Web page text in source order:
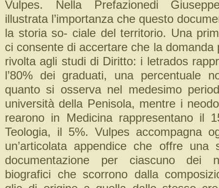
Vulpes. Nella Prefazionedi
illustrata l’importanza che questo
la storia so- ciale del territorio. Una
ci consente di accertare che la domanda
rivolta agli studi di Diritto: i letrados
l’80% dei graduati, una percentuale
quanto si osserva nel medesimo
università della Penisola, mentre i
rearono in Medicina rappresentano il
Teologia, il 5%. Vulpes accompagna
un’articolata appendice che offre una
documentazione per ciascuno dei
biografici che scorrono dalla